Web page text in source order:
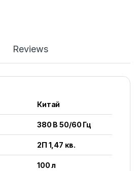
Reviews
Китай
380 В 50/60 Гц
2П 1,47 кв.
100 л